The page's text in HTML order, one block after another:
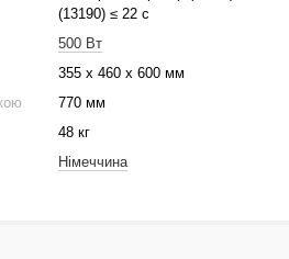
(13190) ≤ 22 с
500 Вт
355 х 460 х 600 мм
770 мм
48 кг
Німеччина